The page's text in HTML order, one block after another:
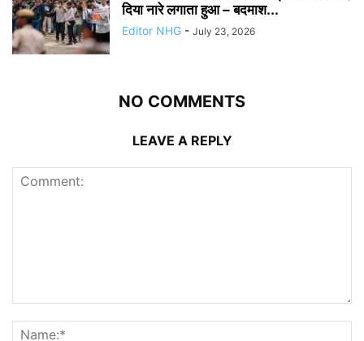
दिया नारे लगाता हुआ – बदमाश...
Editor NHG - July 23, 2026
NO COMMENTS
LEAVE A REPLY